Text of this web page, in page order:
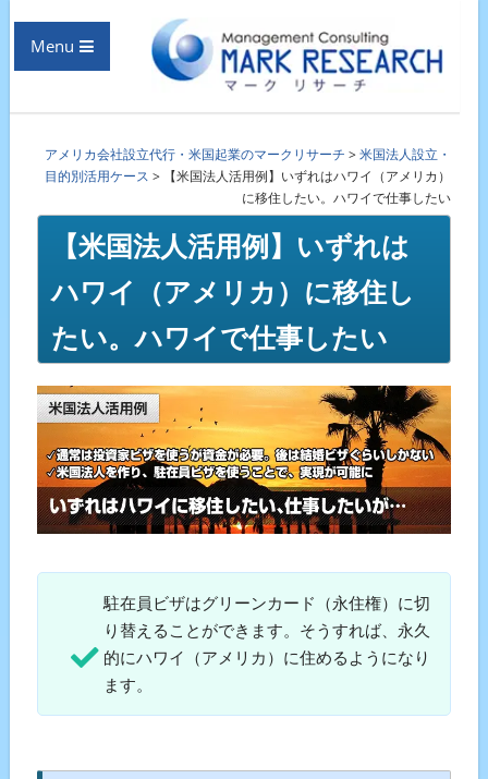
Menu
アメリカ会社設立代行・米国起業のマークリサーチ >米国法人設立・
目的別活用ケース > 【米国法人活用例】いずれはハワイ（アメリカ）
に移住したい。ハワイで仕事したい
【米国法人活用例】いずれは
ハワイ（アメリカ）に移住し
たい。ハワイで仕事したい
駐在員ビザはグリーンカード（永住権）に切
り替えることができます。そうすれば、永久
的にハワイ（アメリカ）に住めるようになり
ます。